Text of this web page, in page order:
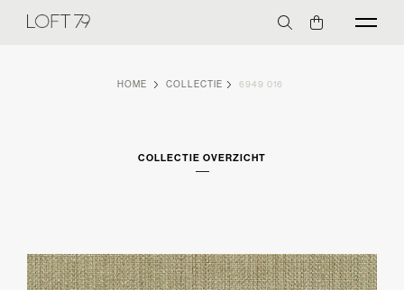
HOME COLLECTIE 6949 016
COLLECTIE OVERZICHT